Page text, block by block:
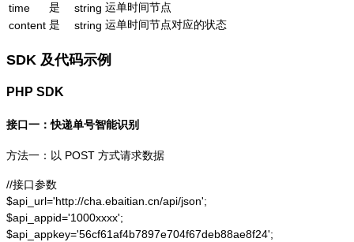
time
是 string 运单时间节点
content 是 string 运单时间节点对应的状态
SDK 及代码示例
PHP SDK
接口一：快递单号智能识别
方法一：以 POST 方式请求数据
//接口参数
$api_url='http://cha.ebaitian.cn/api/json';
$api_appid='1000xxxx';
$api_appkey='56cf61af4b7897e704f67deb88ae8f24';